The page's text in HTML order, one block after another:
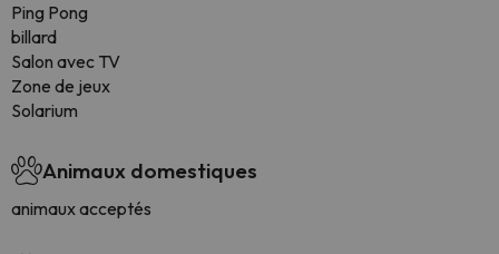
Ping Pong
billard
Salon avec TV
Zone de jeux
Solarium
Animaux domestiques
animaux acceptés